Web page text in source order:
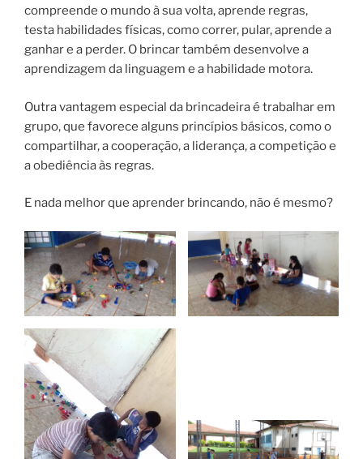
compreende o mundo à sua volta, aprende regras,
testa habilidades físicas, como correr, pular, aprende a
ganhar e a perder. O brincar também desenvolve a
aprendizagem da linguagem e a habilidade motora.
Outra vantagem especial da brincadeira é trabalhar em
grupo, que favorece alguns princípios básicos, como o
compartilhar, a cooperação, a liderança, a competição e
a obediência às regras.
E nada melhor que aprender brincando, não é mesmo?